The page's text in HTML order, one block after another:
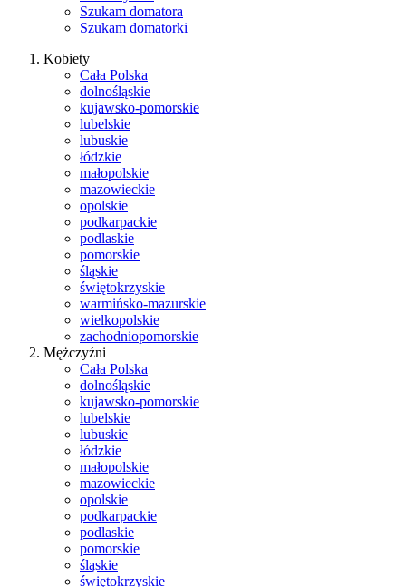
Szukam domatora
Szukam domatorki
Kobiety
Cała Polska
dolnośląskie
kujawsko-pomorskie
lubelskie
lubuskie
łódzkie
małopolskie
mazowieckie
opolskie
podkarpackie
podlaskie
pomorskie
śląskie
świętokrzyskie
warmińsko-mazurskie
wielkopolskie
zachodniopomorskie
Mężczyźni
Cała Polska
dolnośląskie
kujawsko-pomorskie
lubelskie
lubuskie
łódzkie
małopolskie
mazowieckie
opolskie
podkarpackie
podlaskie
pomorskie
śląskie
świętokrzyskie